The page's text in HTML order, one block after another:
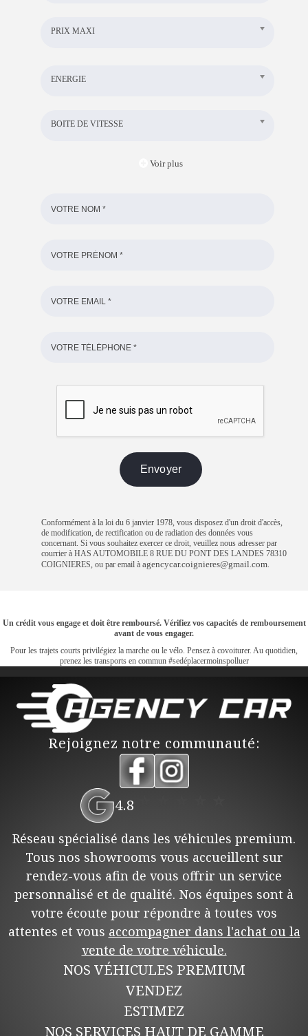
PRIX MAXI
ENERGIE
BOITE DE VITESSE
Voir plus
Conformément à la loi du 6 janvier 1978, vous disposez d'un droit d'accès,
de modification, de rectification ou de radiation des données vous
concernant. Si vous souhaitez exercer ce droit, veuillez nous adresser par
courrier à HAS AUTOMOBILE 8 RUE DU PONT DES LANDES 78310
COIGNIERES, ou par email à agencycar.coignieres@gmail.com.
Un crédit vous engage et doit être remboursé. Vérifiez vos capacités de remboursement
avant de vous engager.
Pour les trajets courts privilégiez la marche ou le vélo. Pensez à covoiturer. Au quotidien,
prenez les transports en commun #sedéplacermoinspolluer
Rejoignez notre communauté:
4.8
Réseau spécialisé dans les véhicules premium.
Tous nos showrooms vous accueillent sur
rendez-vous afin de vous offrir un service
personnalisé et de qualité. Nos équipes sont à
votre écoute pour répondre à toutes vos
attentes et vous accompagner dans l'achat ou la
vente de votre véhicule.
NOS VÉHICULES PREMIUM
VENDEZ
ESTIMEZ
NOS SERVICES HAUT DE GAMME